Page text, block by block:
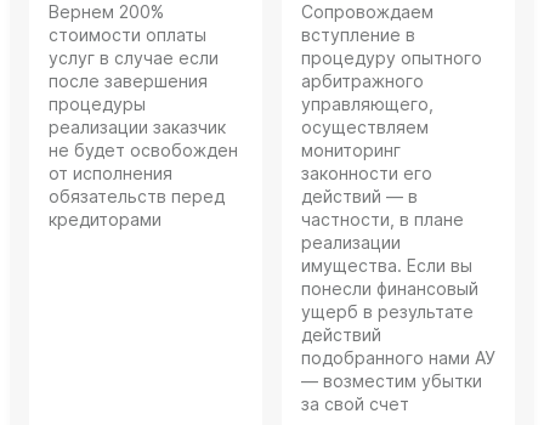
Вернем 200%
стоимости оплаты
услуг в случае если
после завершения
процедуры
реализации заказчик
не будет освобожден
от исполнения
обязательств перед
кредиторами
Сопровождаем
вступление в
процедуру опытного
арбитражного
управляющего,
осуществляем
мониторинг
законности его
действий — в
частности, в плане
реализации
имущества. Если вы
понесли финансовый
ущерб в результате
действий
подобранного нами АУ
— возместим убытки
за свой счет